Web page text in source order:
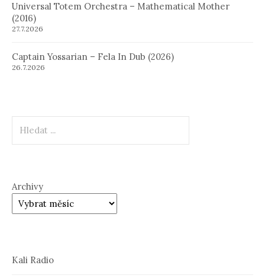
Universal Totem Orchestra – Mathematical Mother
(2016)
27.7.2026
Captain Yossarian – Fela In Dub (2026)
26.7.2026
Archivy
Kali Radio